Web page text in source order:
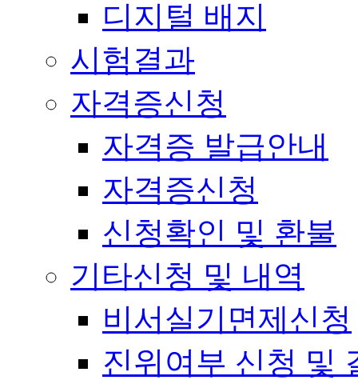
디지털 배지
시험결과
자격증신청
자격증 발급안내
자격증신청
신청확인 및 환불
기타신청 및 내역
비서실기면제신청
진위여부 신청 및